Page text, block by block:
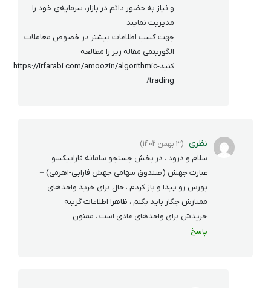
و نیاز به حضور دائم در بازار، سرمایه‌ی خود را
مدیریت نمایند
جهت کسب اطلاعات بیشتر در خصوص معاملات
الگوریتمی مقاله زیر را مطالعه
کنیدhttps://irfarabi.com/amoozin/algorithmic-
trading/
نظری (3 بهمن 1402)
سلام و درود ، در بخش جستجو سامانه فارابیکسو
عبارت جهش (صندوق سهامی جهش فارابی-اهرمی) –
بورس رو پیدا و باز کردم ، حال برای خرید واحدهای
ممتازش چکار باید بکنم ، ظاهرا اطلاعات گزینه
خریدش برای واحدهای عادی است ، ممنون
پاسخ